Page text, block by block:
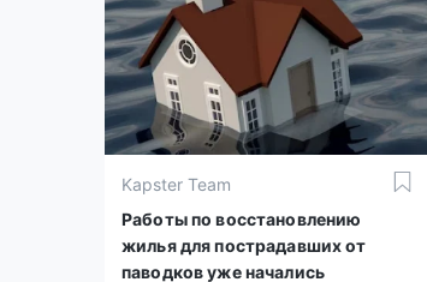
Kapster Team
Работы по восстановлению
жилья для пострадавших от
паводков уже начались